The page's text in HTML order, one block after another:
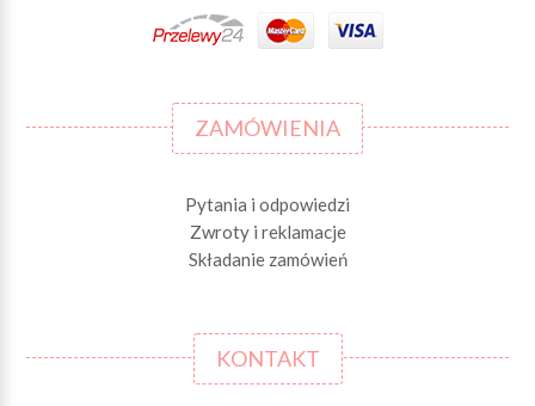
ZAMÓWIENIA
Pytania i odpowiedzi
Zwroty i reklamacje
Składanie zamówień
KONTAKT